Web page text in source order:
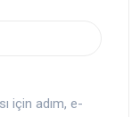
için adım, e-